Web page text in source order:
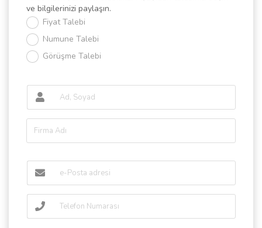
ve bilgilerinizi paylaşın.
Fiyat Talebi
Numune Talebi
Görüşme Talebi